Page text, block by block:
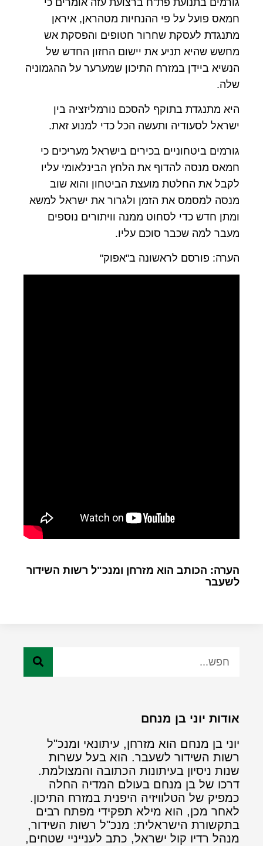
חמאס פועל על פי ההנחיות מטהראן, איראן
מתנגדת לעסקת שחרור חטופים והפסקת אש
מחשש שהיא תניע את יישום החזון החדש של
הנשיא ביידן במזרח התיכון שמערער על ההגמוניה
שלה.
היא מתנגדת בתוקף להסכם נורמליזציה בין
ישראל לסעודיה ותעשה הכל כדי למנוע זאת.
גורמים ביטחוניים בכירים בישראל מעריכים כי
חמאס מנסה להדוף את הלחץ הבינלאומי עליו
לקבל את החלטת מועצת הביטחון והוא שוב
מנסה למסמס את הזמן ולגרור את ישראל למשא
ומתן חדש כדי לסחוט ממנה וויתורים נוספים
מעבר למה שכבר סוכם עליו.
הערה: פורסם לראשונה ב"אפוק"
הערה: הכותב הוא מזרחן ומנכ"ל רשות השידור
לשעבר
אודות יוני בן מנחם
יוני בן מנחם הוא מזרחן, עיתונאי ומנכ"ל
רשות השידור לשעבר. הוא בעל עשרות
שנות ניסיון בעיתונות הכתובה והמצולמת.
דרכו של בן מנחם בעולם המדיה החלה
כמפיק של הטלוויזיה היפנית במזרח התיכון.
לאחר מכן, הוא מילא תפקידי מפתח רבים
בתקשורת הישראלית: מנכ"ל רשות השידור,
מנהל רדיו קול ישראל, כתב לענייניי שטחים,